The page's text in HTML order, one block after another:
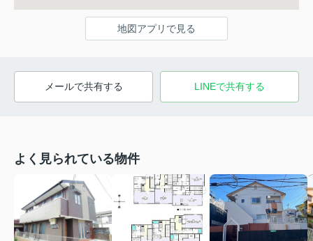
地図アプリで見る
メールで共有する LINEで共有する
よく見られている物件